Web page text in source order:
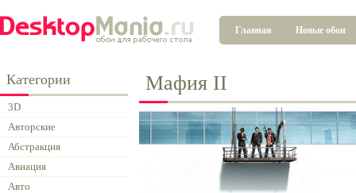
Главная Новые обои
Категории
3D
Авторские
Абстракция
Авиация
Авто
Мафия II